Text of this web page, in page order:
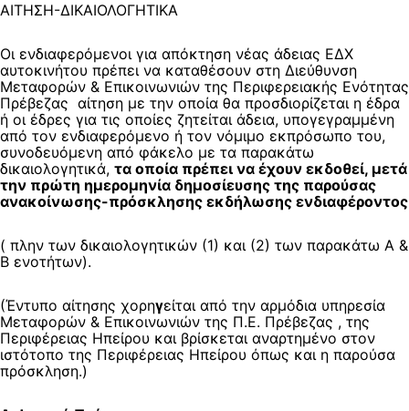
ΑΙΤΗΣΗ-ΔΙΚΑΙΟΛΟΓΗΤΙΚΑ
Οι ενδιαφερόμενοι για απόκτηση νέας άδειας ΕΔΧ
αυτοκινήτου πρέπει να καταθέσουν στη Διεύθυνση
Μεταφορών & Επικοινωνιών της Περιφερειακής Ενότητας
Πρέβεζας αίτηση με την οποία θα προσδιορίζεται η έδρα
ή οι έδρες για τις οποίες ζητείται άδεια, υπογεγραμμένη
από τον ενδιαφερόμενο ή τον νόμιμο εκπρόσωπο του,
συνοδευόμενη από φάκελο με τα παρακάτω
δικαιολογητικά, τα οποία πρέπει να έχουν εκδοθεί, μετά
την πρώτη ημερομηνία δημοσίευσης της παρούσας
ανακοίνωσης-πρόσκλησης εκδήλωσης ενδιαφέροντος
( πλην των δικαιολογητικών (1) και (2) των παρακάτω Α &
Β ενοτήτων).
(Έντυπο αίτησης χορηγείται από την αρμόδια υπηρεσία
Μεταφορών & Επικοινωνιών της Π.Ε. Πρέβεζας , της
Περιφέρειας Ηπείρου και βρίσκεται αναρτημένο στον
ιστότοπο της Περιφέρειας Ηπείρου όπως και η παρούσα
πρόσκληση.)